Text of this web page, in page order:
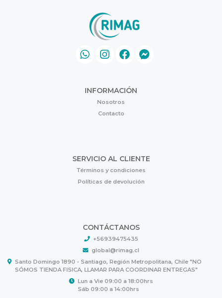
INFORMACIÓN
Nosotros
Contacto
SERVICIO AL CLIENTE
Términos y condiciones
Políticas de devolución
CONTÁCTANOS
+56939475435
global@rimag.cl
Santo Domingo 1890 - Santiago, Región Metropolitana, Chile "NO
SÓMOS TIENDA FISICA, LLAMAR PARA COORDINAR ENTREGAS"
Lun a Vie 09:00 a 18:00hrs
Sáb 09:00 a 14:00hrs